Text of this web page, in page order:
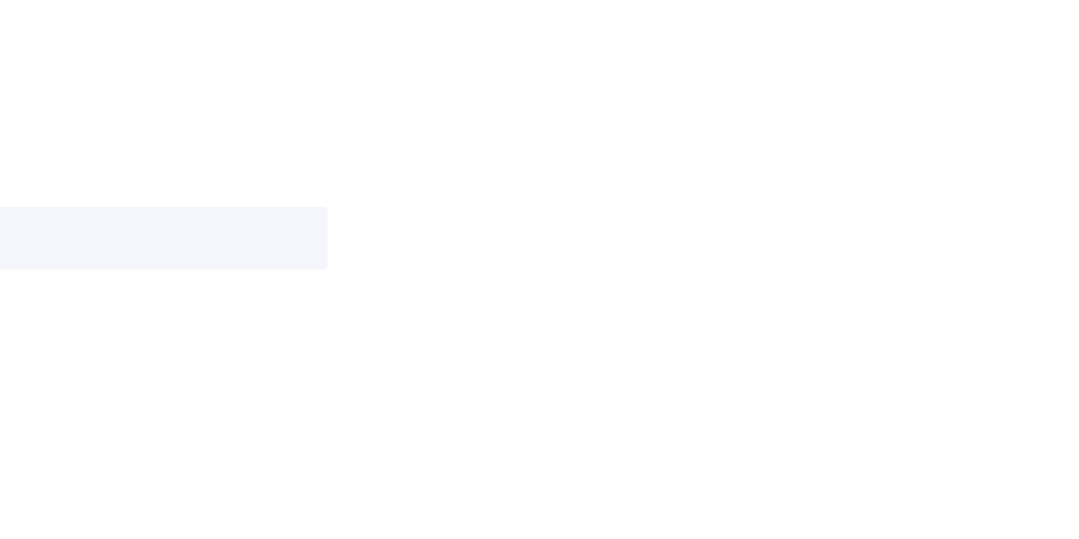
с желчью.
легкой и средней степени тяжести не требуется
монтелукаста у пациентов с почечной недостаточностью не
почками, коррекции дозы у этой категории пациентов не
в рекомендованных дозах 10 мг 1 раз в день данного эффекта не